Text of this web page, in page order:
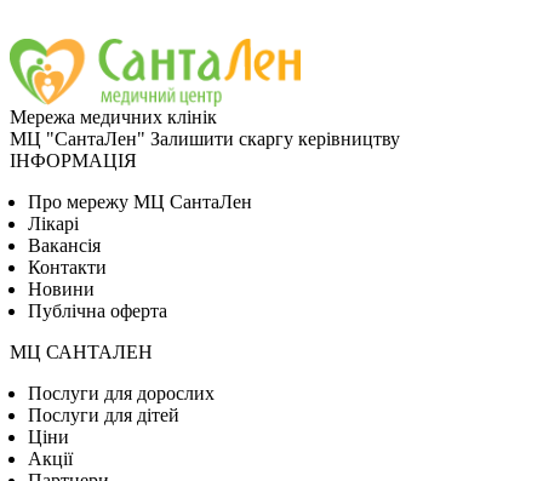
Мережа медичних клінік
МЦ "СантаЛен" Залишити скаргу керівництву
ІНФОРМАЦІЯ
Про мережу МЦ СантаЛен
Лікарі
Вакансія
Контакти
Новини
Публічна оферта
МЦ САНТАЛЕН
Послуги для дорослих
Послуги для дітей
Цiни
Акції